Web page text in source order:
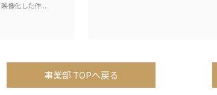
像化した作...
事業部 TOPへ戻る